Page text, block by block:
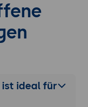
ist ideal für